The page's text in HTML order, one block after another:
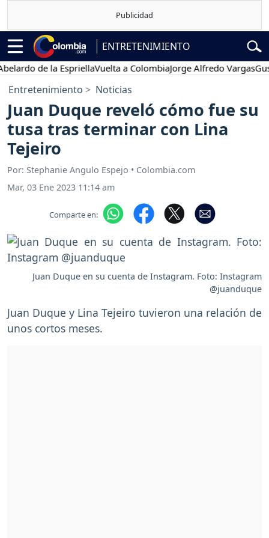
ENTRETENIMIENTO
de la EspriellaVuelta a ColombiaJorge Alfredo VargasGustavo
Entretenimiento Noticias
Juan Duque reveló cómo fue su
tusa tras terminar con Lina
Tejeiro
Por: Stephanie Angulo Espejo • Colombia.com
Mar, 03 Ene 2023 11:14 am
Comparte en:
Juan Duque en su cuenta de Instagram. Foto: Instagram
@juanduque
Juan Duque y Lina Tejeiro tuvieron una relación de
unos cortos meses.